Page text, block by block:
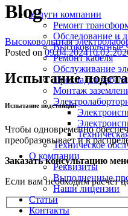
Услуги компании
Ремонт
Обследование и
Высоковольтные
Ремонт кабеля
Обслуживание
Прокладка кабеля
Монтаж
Техническое
О компании
Реквизиты
Выполненные
Наши лицензии
Статьи
Контакты
Blog
Высоковольтная
Posted on09.04.2024
Испытание
Испытание подстанций
Чтобы одновременно
преобразовывает и в
Заказать консультацию
Если вам необходим расчёт